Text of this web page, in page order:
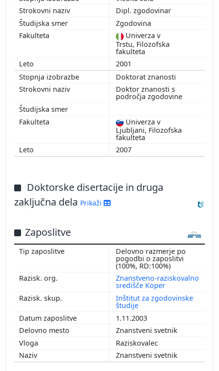
Dipl. zgodovinar
Zgodovina
Univerza v
Trstu, Filozofska
fakulteta
2001
Doktorat znanosti
Doktor znanosti s
področja zgodovine
Univerza v
Ljubljani, Filozofska
fakulteta
2007
Doktorske disertacije in druga
zaključna dela Prikaži
Zaposlitve
Delovno razmerje po
pogodbi o zaposlitvi
(100%, RD:100%)
Znanstveno-raziskovalno
središče Koper
Inštitut za zgodovinske
študije
1.11.2003
Znanstveni svetnik
Raziskovalec
Znanstveni svetnik